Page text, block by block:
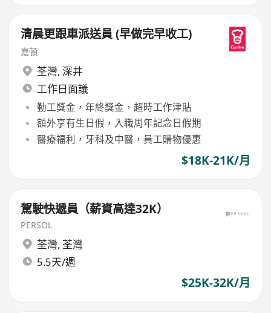
清晨更跟車派送員 (早做完早收工)
嘉頓
荃灣, 深井
工作日面議
勤工獎金，年終獎金，超時工作津貼
額外享有生日假，入職周年記念日假期
醫療福利，牙科及中醫，員工購物優惠
$18K-21K/月
駕駛快遞員（薪資高達32K）
PERSOL
荃灣, 荃灣
5.5天/週
$25K-32K/月